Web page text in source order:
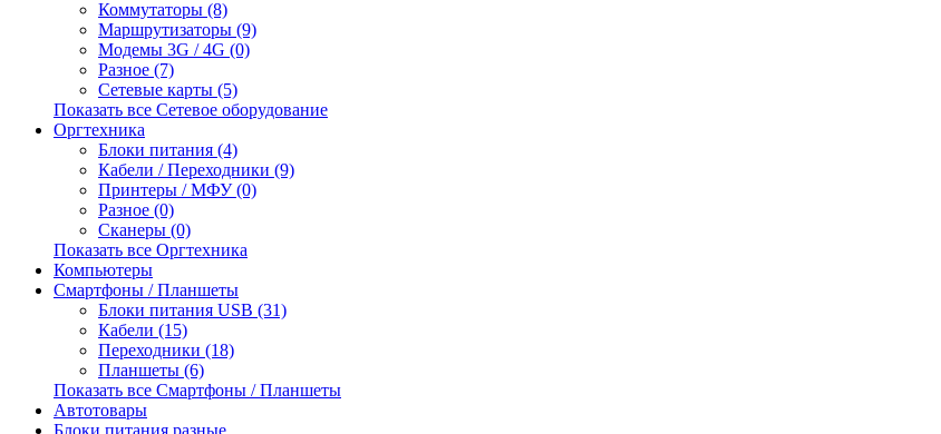
Коммутаторы (8)
Маршрутизаторы (9)
Модемы 3G / 4G (0)
Разное (7)
Сетевые карты (5)
Показать все Сетевое оборудование
Оргтехника
Блоки питания (4)
Кабели / Переходники (9)
Принтеры / МФУ (0)
Разное (0)
Сканеры (0)
Показать все Оргтехника
Компьютеры
Смартфоны / Планшеты
Блоки питания USB (31)
Кабели (15)
Переходники (18)
Планшеты (6)
Показать все Смартфоны / Планшеты
Автотовары
Блоки питания разные